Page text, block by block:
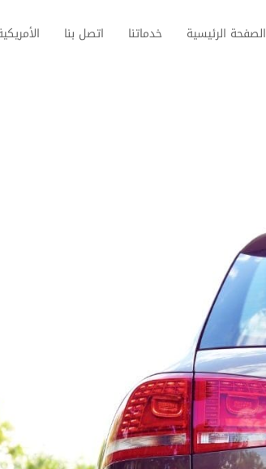
الصفحة الرئيسية خدماتنا اتصل بنا